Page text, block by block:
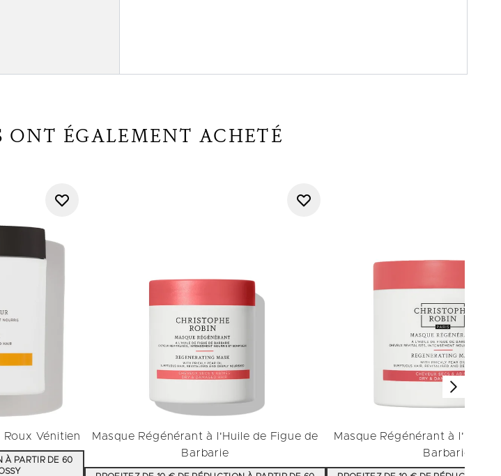
ONT ÉGALEMENT ACHETÉ
Vénitien
À PARTIR DE 60
Masque Régénérant à l'Huile de Figue de
Barbarie
Masque Régénérant à l'Huile
Barbarie